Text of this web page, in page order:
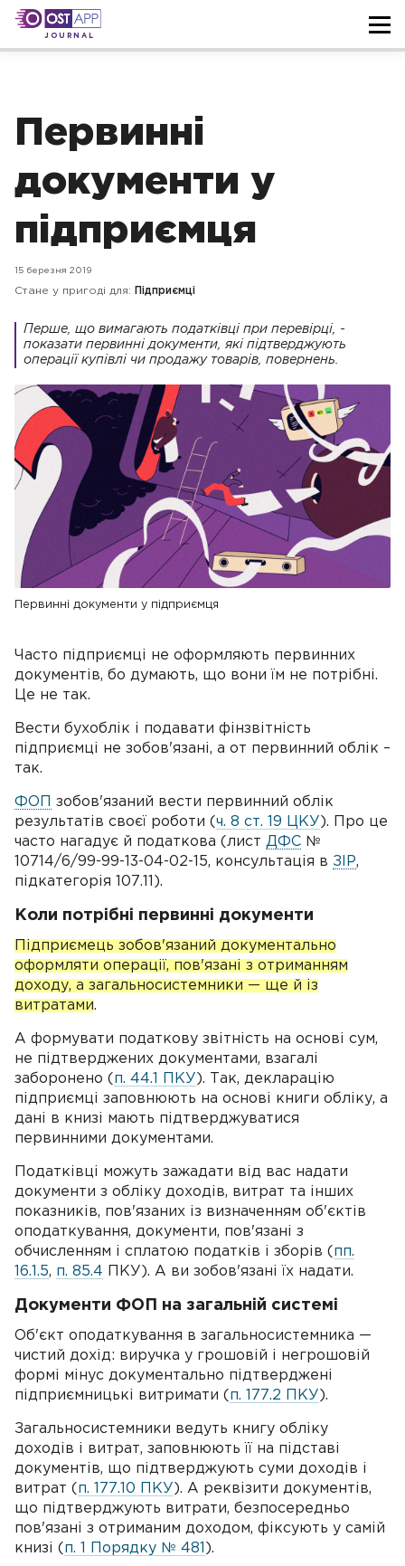
JOURNAL
Первинні
документи у
підприємця
15 березня 2019
Стане у пригоді для: Підприємці
Перше, що вимагають податківці при перевірці, -
показати первинні документи, які підтверджують
операції купівлі чи продажу товарів, повернень.
Первинні документи у підприємця
Часто підприємці не оформляють первинних
документів, бо думають, що вони їм не потрібні.
Це не так.
Вести бухоблік і подавати фінзвітність
підприємці не зобов'язані, а от первинний облік –
так.
ФОП
зобов'язаний вести первинний облік
результатів своєї роботи ( ч. 8 ст. 19 ЦКУ ). Про це
часто нагадує й податкова (лист ДФС №
10714/6/99-99-13-04-02-15, консультація в ЗІР,
підкатегорія 107.11).
Коли потрібні первинні документи
Підприємець зобов'язаний документально
оформляти операції, пов'язані з отриманням
доходу, а загальносистемники — ще й із
витратами.
А формувати податкову звітність на основі сум,
не підтверджених документами, взагалі
заборонено ( п. 44.1 ПКУ ). Так, декларацію
підприємці заповнюють на основі книги обліку, а
дані в книзі мають підтверджуватися
первинними документами.
Податківці можуть зажадати від вас надати
документи з обліку доходів, витрат та інших
показників, пов'язаних із визначенням об'єктів
оподаткування, документи, пов'язані з
обчисленням і сплатою податків і зборів ( пп.
16.1.5, п. 85.4 ПКУ). А ви зобов'язані їх надати.
Документи ФОП на загальній системі
Об'єкт оподаткування в загальносистемника —
чистий дохід: виручка у грошовій і негрошовій
формі мінус документально підтверджені
підприємницькі витримати ( п. 177.2 ПКУ ).
Загальносистемники ведуть книгу обліку
доходів і витрат, заповнюють її на підставі
документів, що підтверджують суми доходів і
витрат ( п. 177.10 ПКУ ). А реквізити документів,
що підтверджують витрати, безпосередньо
пов'язані з отриманим доходом, фіксують у самій
книзі ( п. 1 Порядку № 481 ).